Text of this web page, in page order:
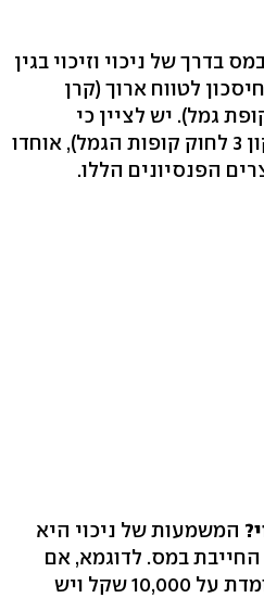
בדרך של ניכוי וזיכוי בגין
לטווח ארוך (קרן
גמל). יש לציין כי
בעקבות שינוי בחוק, (תיקון 3 לחוק קופות הגמל), אוחדו
הפנסיונים הללו.
המשמעות של ניכוי היא
במס. לדוגמא, אם
ההכנסה החייבת במס עומדת על 10,000 שקל ויש